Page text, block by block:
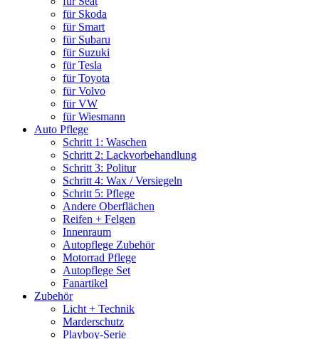
für Skoda
für Smart
für Subaru
für Suzuki
für Tesla
für Toyota
für Volvo
für VW
für Wiesmann
Auto Pflege
Schritt 1: Waschen
Schritt 2: Lackvorbehandlung
Schritt 3: Politur
Schritt 4: Wax / Versiegeln
Schritt 5: Pflege
Andere Oberflächen
Reifen + Felgen
Innenraum
Autopflege Zubehör
Motorrad Pflege
Autopflege Set
Fanartikel
Zubehör
Licht + Technik
Marderschutz
Playboy-Serie